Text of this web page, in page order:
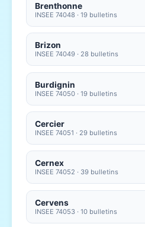
Brenthonne
INSEE 74048 · 19 bulletins
Brizon
INSEE 74049 · 28 bulletins
Burdignin
INSEE 74050 · 19 bulletins
Cercier
INSEE 74051 · 29 bulletins
Cernex
INSEE 74052 · 39 bulletins
Cervens
INSEE 74053 · 10 bulletins